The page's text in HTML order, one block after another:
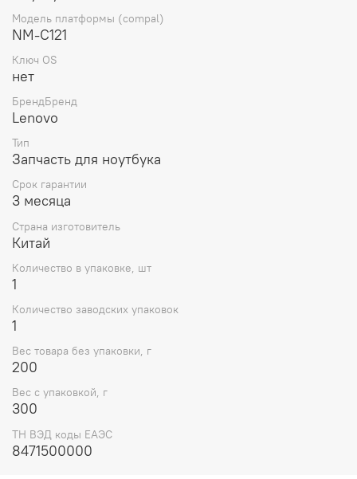
Модель платформы (compal)
NM-C121
Ключ OS
нет
БрендБренд
Lenovo
Тип
Запчасть для ноутбука
Срок гарантии
3 месяца
Страна изготовитель
Китай
Количество в упаковке, шт
1
Количество заводских упаковок
1
Вес товара без упаковки, г
200
Вес с упаковкой, г
300
ТН ВЭД коды ЕАЭС
8471500000